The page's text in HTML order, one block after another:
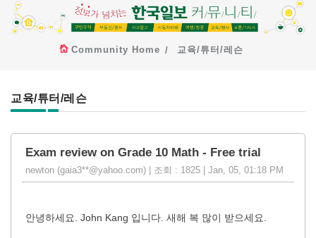
Community Home 교육/튜터/레슨
교육/튜터/레슨
Exam review on Grade 10 Math - Free trial
newton (gaia3**@yahoo.com) | 조회 : 1825 | Jan, 05, 01:18 PM
안녕하세요. John Kang 입니다. 새해 복 많이 받으세요.